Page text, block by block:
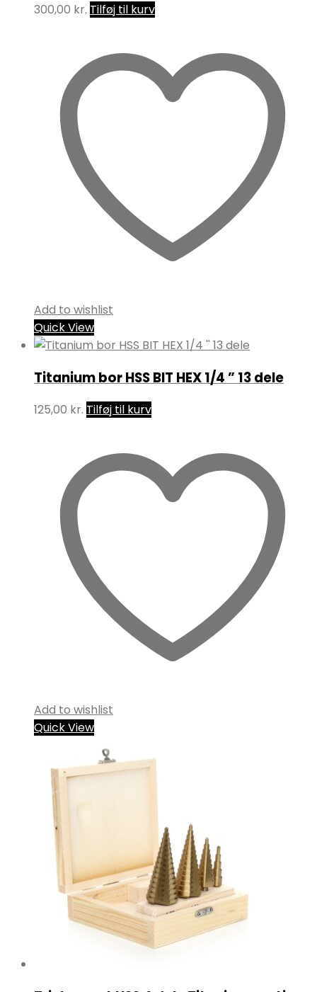
300,00 kr. Tilføj til kurv
Add to wishlist
Quick View
Titanium bor HSS BIT HEX 1/4 ” 13 dele
125,00 kr. Tilføj til kurv
Add to wishlist
Quick View